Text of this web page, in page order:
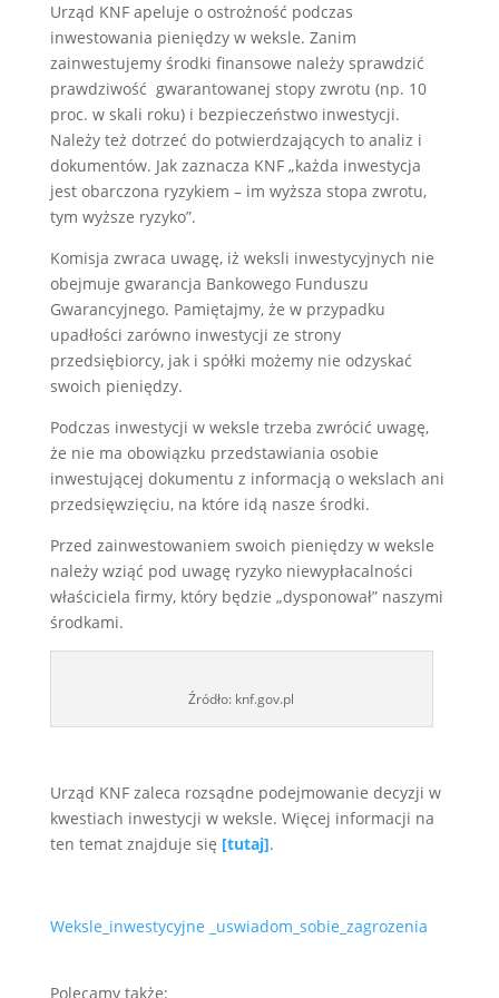
Urząd KNF apeluje o ostrożność podczas
inwestowania pieniędzy w weksle. Zanim
zainwestujemy środki finansowe należy sprawdzić
prawdziwość gwarantowanej stopy zwrotu (np. 10
proc. w skali roku) i bezpieczeństwo inwestycji.
Należy też dotrzeć do potwierdzających to analiz i
dokumentów. Jak zaznacza KNF „każda inwestycja
jest obarczona ryzykiem – im wyższa stopa zwrotu,
tym wyższe ryzyko”.
Komisja zwraca uwagę, iż weksli inwestycyjnych nie
obejmuje gwarancja Bankowego Funduszu
Gwarancyjnego. Pamiętajmy, że w przypadku
upadłości zarówno inwestycji ze strony
przedsiębiorcy, jak i spółki możemy nie odzyskać
swoich pieniędzy.
Podczas inwestycji w weksle trzeba zwrócić uwagę,
że nie ma obowiązku przedstawiania osobie
inwestującej dokumentu z informacją o wekslach ani
przedsięwzięciu, na które idą nasze środki.
Przed zainwestowaniem swoich pieniędzy w weksle
należy wziąć pod uwagę ryzyko niewypłacalności
właściciela firmy, który będzie „dysponował” naszymi
środkami.
Źródło: knf.gov.pl
Urząd KNF zaleca rozsądne podejmowanie decyzji w
kwestiach inwestycji w weksle. Więcej informacji na
ten temat znajduje się [tutaj].
Weksle_inwestycyjne _uswiadom_sobie_zagrozenia
Polecamy także: